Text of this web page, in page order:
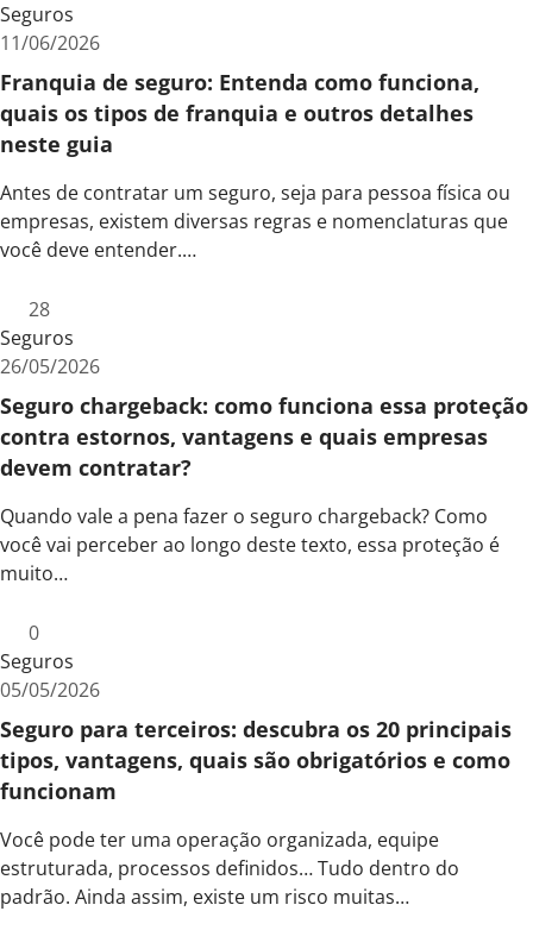
Seguros
11/06/2026
Franquia de seguro: Entenda como funciona,
quais os tipos de franquia e outros detalhes
neste guia
Antes de contratar um seguro, seja para pessoa física ou
empresas, existem diversas regras e nomenclaturas que
você deve entender.…
28
Seguros
26/05/2026
Seguro chargeback: como funciona essa proteção
contra estornos, vantagens e quais empresas
devem contratar?
Quando vale a pena fazer o seguro chargeback? Como
você vai perceber ao longo deste texto, essa proteção é
muito…
0
Seguros
05/05/2026
Seguro para terceiros: descubra os 20 principais
tipos, vantagens, quais são obrigatórios e como
funcionam
Você pode ter uma operação organizada, equipe
estruturada, processos definidos… Tudo dentro do
padrão. Ainda assim, existe um risco muitas…